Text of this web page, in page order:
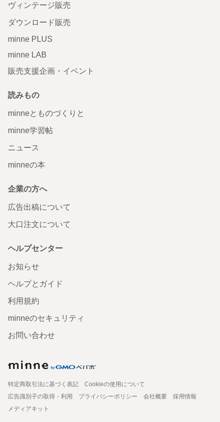
ヴィンテージ販売
ダウンロード販売
minne PLUS
minne LAB
販売支援企画・イベント
読みもの
minneとものづくりと
minne学習帖
ニュース
minneの本
企業の方へ
広告出稿について
大口注文について
ヘルプセンター
お知らせ
ヘルプとガイド
利用規約
minneのセキュリティ
お問い合わせ
特定商取引法に基づく表記
Cookieの使用について
広告識別子の取得・利用
プライバシーポリシー 会社概要
採用情報
メディアキット